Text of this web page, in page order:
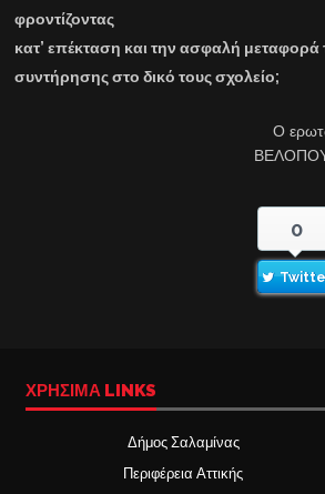
φροντίζοντας
κατ’ επέκταση και την ασφαλή μεταφορά
συντήρησης στο δικό τους σχολείο;
Ο
0
ΧΡΉΣΙΜΑ LINKS
Δήμος Σαλαμίνας
Περιφέρεια Αττικής